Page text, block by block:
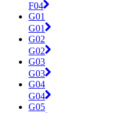
F04
G01
G01
G02
G02
G03
G03
G04
G04
G05